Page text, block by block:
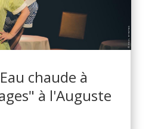
chaude à
à l'Auguste